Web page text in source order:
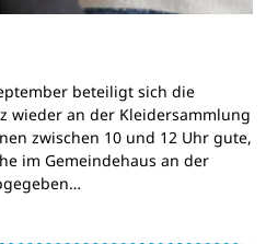
beteiligt sich die
wieder an der Kleidersammlung
zwischen 10 und 12 Uhr gute,
im Gemeindehaus an der